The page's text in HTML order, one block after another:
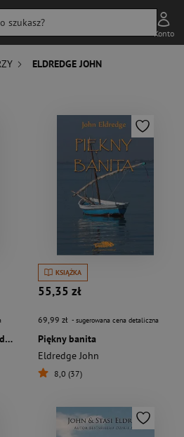
szukasz?
Konto
ELDREDGE JOHN
Doświadczyć Jezusa naprawdę. Jak odnaleźć schronienie, siłę i zachwyt w codziennych spotkaniach z Bogiem
KSIĄŻKA
55,35 zł
69,99 zł - sugerowana cena detaliczna
Piękny banita
Eldredge John
8,0 (37)